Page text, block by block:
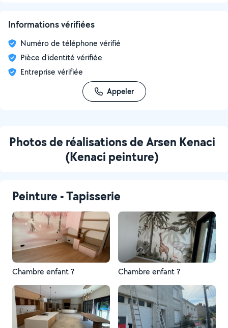
Informations vérifiées
Numéro de téléphone vérifié
Pièce d'identité vérifiée
Entreprise vérifiée
Appeler
Photos de réalisations de Arsen Kenaci
(Kenaci peinture)
Peinture - Tapisserie
Chambre enfant ? Chambre enfant ?